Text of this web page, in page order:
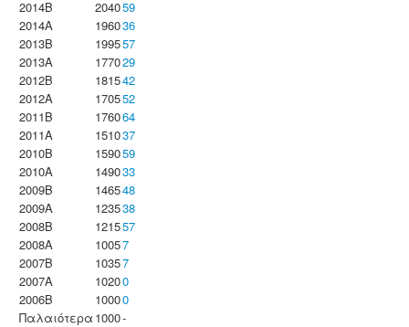
2014B
204059
2014A
196036
2013B
199557
2013A
177029
2012B
181542
2012A
170552
2011B
176064
2011A
151037
2010B
159059
2010A
149033
2009B
146548
2009A
123538
2008B
121557
2008A
10057
2007B
10357
2007A
10200
2006B
10000
Παλαιότερα 1000-